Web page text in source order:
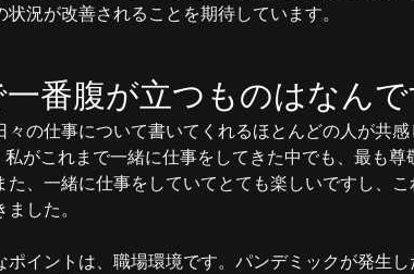
況が改善されることを期待しています。
番腹が立つものはなんで
々の仕事について書いてくれるほとんどの人が共感
がこれまで一緒に仕事をしてきた中でも、最も
た、一緒に仕事をしていてとても楽しいですし、
した。
ポイントは、職場環境です。パンデミックが発生